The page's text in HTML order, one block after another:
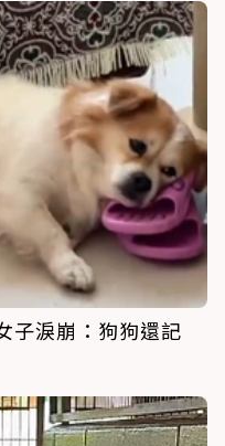
子淚崩：狗狗還記